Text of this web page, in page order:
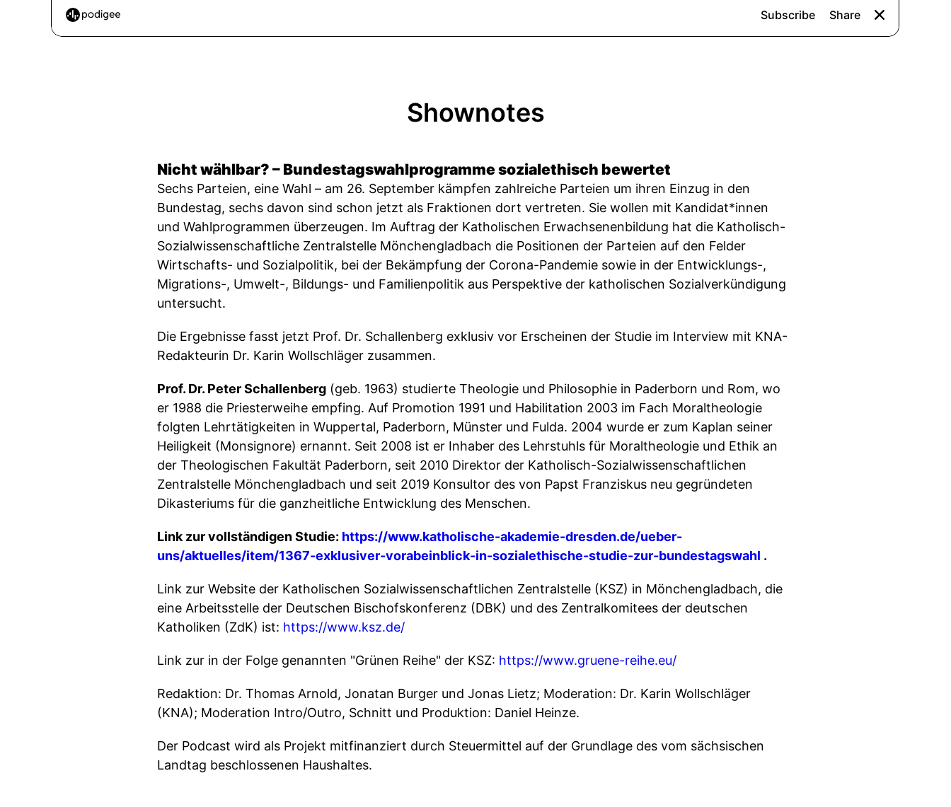
Shownotes
Nicht wählbar? – Bundestagswahlprogramme sozialethisch bewertet
Sechs Parteien, eine Wahl – am 26. September kämpfen zahlreiche Parteien um ihren Einzug in den
Bundestag, sechs davon sind schon jetzt als Fraktionen dort vertreten. Sie wollen mit Kandidat*innen
und Wahlprogrammen überzeugen. Im Auftrag der Katholischen Erwachsenenbildung hat die Katholisch-
Sozialwissenschaftliche Zentralstelle Mönchengladbach die Positionen der Parteien auf den Felder
Wirtschafts- und Sozialpolitik, bei der Bekämpfung der Corona-Pandemie sowie in der Entwicklungs-,
Migrations-, Umwelt-, Bildungs- und Familienpolitik aus Perspektive der katholischen Sozialverkündigung
untersucht.
Die Ergebnisse fasst jetzt Prof. Dr. Schallenberg exklusiv vor Erscheinen der Studie im Interview mit KNA-
Redakteurin Dr. Karin Wollschläger zusammen.
Prof. Dr. Peter Schallenberg (geb. 1963) studierte Theologie und Philosophie in Paderborn und Rom, wo
er 1988 die Priesterweihe empfing. Auf Promotion 1991 und Habilitation 2003 im Fach Moraltheologie
folgten Lehrtätigkeiten in Wuppertal, Paderborn, Münster und Fulda. 2004 wurde er zum Kaplan seiner
Heiligkeit (Monsignore) ernannt. Seit 2008 ist er Inhaber des Lehrstuhls für Moraltheologie und Ethik an
der Theologischen Fakultät Paderborn, seit 2010 Direktor der Katholisch-Sozialwissenschaftlichen
Zentralstelle Mönchengladbach und seit 2019 Konsultor des von Papst Franziskus neu gegründeten
Dikasteriums für die ganzheitliche Entwicklung des Menschen.
Link zur vollständigen Studie: https://www.katholische-akademie-dresden.de/ueber-
uns/aktuelles/item/1367-exklusiver-vorabeinblick-in-sozialethische-studie-zur-bundestagswahl .
Link zur Website der Katholischen Sozialwissenschaftlichen Zentralstelle (KSZ) in Mönchengladbach, die
eine Arbeitsstelle der Deutschen Bischofskonferenz (DBK) und des Zentralkomitees der deutschen
Katholiken (ZdK) ist: https://www.ksz.de/
Link zur in der Folge genannten "Grünen Reihe" der KSZ: https://www.gruene-reihe.eu/
Redaktion: Dr. Thomas Arnold, Jonatan Burger und Jonas Lietz; Moderation: Dr. Karin Wollschläger
(KNA); Moderation Intro/Outro, Schnitt und Produktion: Daniel Heinze.
Der Podcast wird als Projekt mitfinanziert durch Steuermittel auf der Grundlage des vom sächsischen
Landtag beschlossenen Haushaltes.